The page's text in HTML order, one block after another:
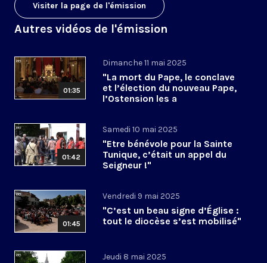
Visiter la page de l'émission
Autres vidéos de l'émission
01:35
Dimanche 11 mai 2025
"La mort du Pape, le conclave
et l’élection du nouveau Pape,
l’Ostension les a
accompagnés"
01:42
Samedi 10 mai 2025
"Etre bénévole pour la Sainte
Tunique, c’était un appel du
Seigneur !"
01:45
Vendredi 9 mai 2025
"C’est un beau signe d’Église :
tout le diocèse s’est mobilisé"
Jeudi 8 mai 2025